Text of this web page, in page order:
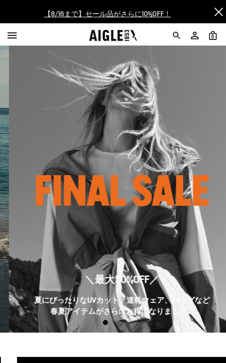
【8/16まで】セール品がさらに10%OFF！
【最大50%OFF】FINAL SALEがスタート！
ログイン/会員登録で送料＆返品無料
AIGLE CLUB ポイントサービス終了のお知らせ
【8/16まで】セール品がさらに10%OFF！
【最大50%OFF】FINAL SALEがスタート！
ログイン/会員登録で送料＆返品無料
AIGLE CLUB ポイントサービス終了のお知らせ
0
＼最大50%OFF／
夏にぴったりなUVカット・速乾ウェア、バッグなど
春夏アイテムがさらにお得になりました。